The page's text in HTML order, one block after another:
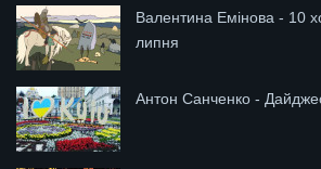
Валентина Емінова - 10
липня
Антон Санченко -